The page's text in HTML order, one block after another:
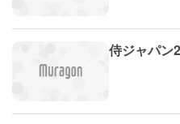
侍ジャパン